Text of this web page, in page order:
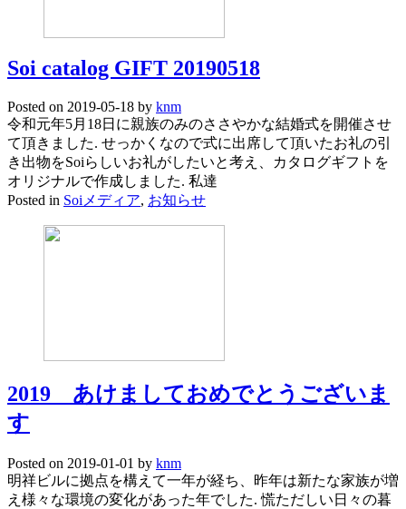
Soi catalog GIFT 20190518
Posted on 2019-05-18 by knm
令和元年5月18日に親族のみのささやかな結婚式を開催させ
て頂きました. せっかくなので式に出席して頂いたお礼の引
き出物をSoiらしいお礼がしたいと考え、カタログギフトを
オリジナルで作成しました. 私達
Posted in Soiメディア, お知らせ
2019 あけましておめでとうございま
す
Posted on 2019-01-01 by knm
明祥ビルに拠点を構えて一年が経ち、昨年は新たな家族が増
え様々な環境の変化があった年でした. 慌ただしい日々の暮